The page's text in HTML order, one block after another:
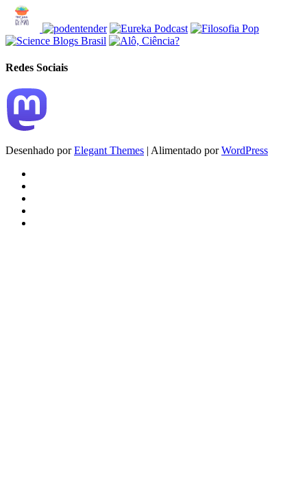
Redes Sociais
Desenhado porElegant Themes | Alimentado porWordPress